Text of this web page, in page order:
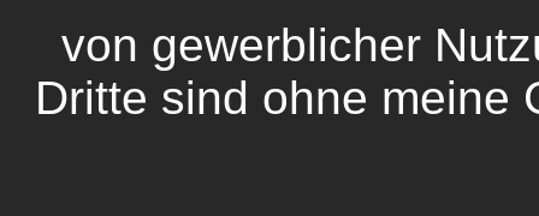
von gewerblicher
Dritte sind ohne meine